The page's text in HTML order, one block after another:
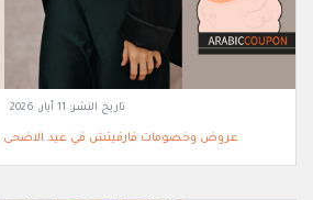
تاريخ النشر: 11 أيار, 2026
عروض وخصومات فارفيتش في عيد الاضحى